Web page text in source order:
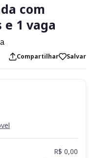
com
e 1 vaga
Compartilhar Salvar
R$ 0,00